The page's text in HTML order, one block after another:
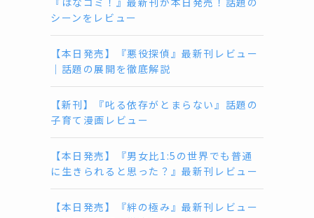
シーンをレビュー
【本日発売】『悪役探偵』最新刊レビュー
｜話題の展開を徹底解説
【新刊】『叱る依存がとまらない』話題の
子育て漫画レビュー
【本日発売】『男女比1:5の世界でも普通
に生きられると思った？』最新刊レビュー
【本日発売】『絆の極み』最新刊レビュー